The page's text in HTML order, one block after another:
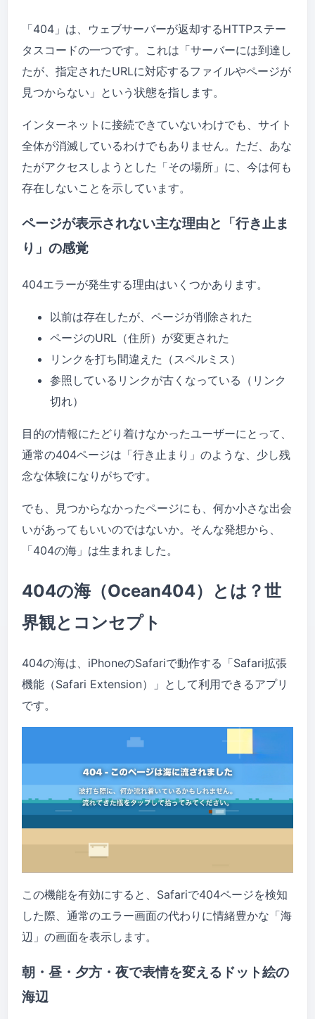
「404」は、ウェブサーバーが返却するHTTPステー
タスコードの一つです。これは「サーバーには到達し
たが、指定されたURLに対応するファイルやページが
見つからない」という状態を指します。
インターネットに接続できていないわけでも、サイト
全体が消滅しているわけでもありません。ただ、あな
たがアクセスしようとした「その場所」に、今は何も
存在しないことを示しています。
ページが表示されない主な理由と「行き止ま
り」の感覚
404エラーが発生する理由はいくつかあります。
以前は存在したが、ページが削除された
ページのURL（住所）が変更された
リンクを打ち間違えた（スペルミス）
参照しているリンクが古くなっている（リンク
切れ）
目的の情報にたどり着けなかったユーザーにとって、
通常の404ページは「行き止まり」のような、少し残
念な体験になりがちです。
でも、見つからなかったページにも、何か小さな出会
いがあってもいいのではないか。そんな発想から、
「404の海」は生まれました。
404の海（Ocean404）とは？世
界観とコンセプト
404の海は、iPhoneのSafariで動作する「Safari拡張
機能（Safari Extension）」として利用できるアプリ
です。
この機能を有効にすると、Safariで404ページを検知
した際、通常のエラー画面の代わりに情緒豊かな「海
辺」の画面を表示します。
朝・昼・夕方・夜で表情を変えるドット絵の
海辺